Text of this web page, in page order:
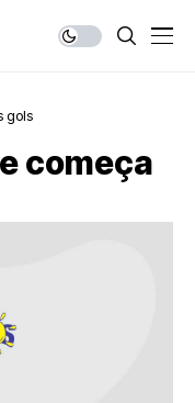
gols
começa